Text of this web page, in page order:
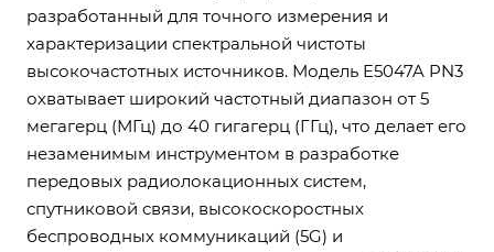
разработанный для точного измерения и
характеризации спектральной чистоты
высокочастотных источников. Модель E5047A PN3
охватывает широкий частотный диапазон от 5
мегагерц (МГц) до 40 гигагерц (ГГц), что делает его
незаменимым инструментом в разработке
передовых радиолокационных систем,
спутниковой связи, высокоскоростных
беспроводных коммуникаций (5G) и